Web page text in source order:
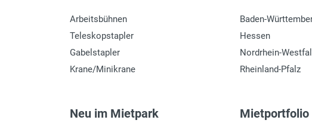
Arbeitsbühnen
Teleskopstapler
Gabelstapler
Krane/Minikrane
Baden-
Hessen
Nordrhein-
Rheinland-Pfalz
Neu im Mietpark Mietportfolio